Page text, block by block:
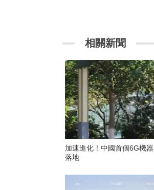
相關新聞
加速進化！中國首個6G機
落地